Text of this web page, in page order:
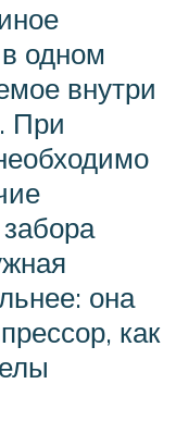
одном
внутри
При
она
как